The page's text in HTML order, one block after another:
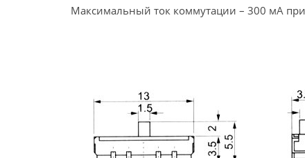
Максимальный ток коммутации – 300 мА